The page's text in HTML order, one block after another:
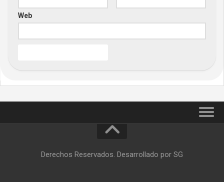
Web
Derechos Reservados. Desarrollado por SG